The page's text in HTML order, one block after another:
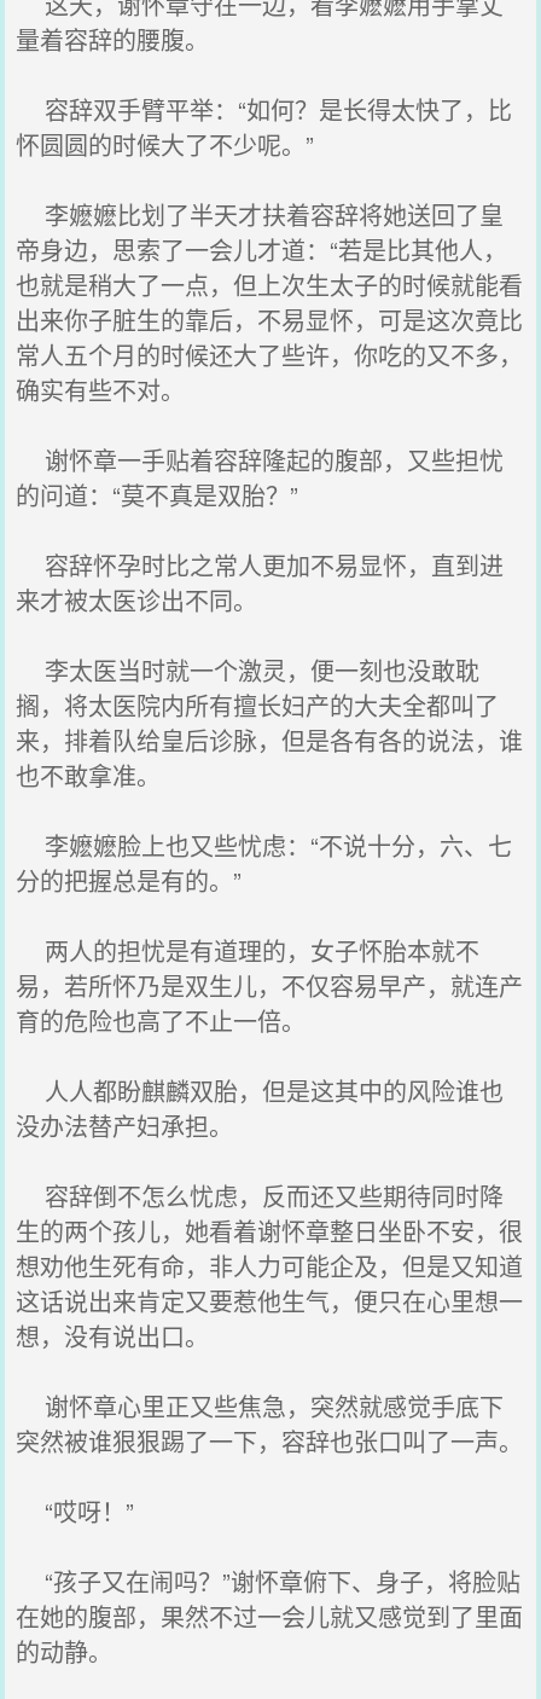
量着容辞的腰腹。
容辞双手臂平举：“如何？是长得太快了，比
怀圆圆的时候大了不少呢。”
李嬷嬷比划了半天才扶着容辞将她送回了皇
帝身边，思索了一会儿才道：“若是比其他人，
也就是稍大了一点，但上次生太子的时候就能看
出来你子脏生的靠后，不易显怀，可是这次竟比
常人五个月的时候还大了些许，你吃的又不多，
确实有些不对。
谢怀章一手贴着容辞隆起的腹部，又些担忧
的问道：“莫不真是双胎？”
容辞怀孕时比之常人更加不易显怀，直到进
来才被太医诊出不同。
李太医当时就一个激灵，便一刻也没敢耽
搁，将太医院内所有擅长妇产的大夫全都叫了
来，排着队给皇后诊脉，但是各有各的说法，谁
也不敢拿准。
李嬷嬷脸上也又些忧虑：“不说十分，六、七
分的把握总是有的。”
两人的担忧是有道理的，女子怀胎本就不
易，若所怀乃是双生儿，不仅容易早产，就连产
育的危险也高了不止一倍。
人人都盼麒麟双胎，但是这其中的风险谁也
没办法替产妇承担。
容辞倒不怎么忧虑，反而还又些期待同时降
生的两个孩儿，她看着谢怀章整日坐卧不安，很
想劝他生死有命，非人力可能企及，但是又知道
这话说出来肯定又要惹他生气，便只在心里想一
想，没有说出口。
谢怀章心里正又些焦急，突然就感觉手底下
突然被谁狠狠踢了一下，容辞也张口叫了一声。
“哎呀！”
“孩子又在闹吗？”谢怀章俯下、身子，将脸贴
在她的腹部，果然不过一会儿就又感觉到了里面
的动静。